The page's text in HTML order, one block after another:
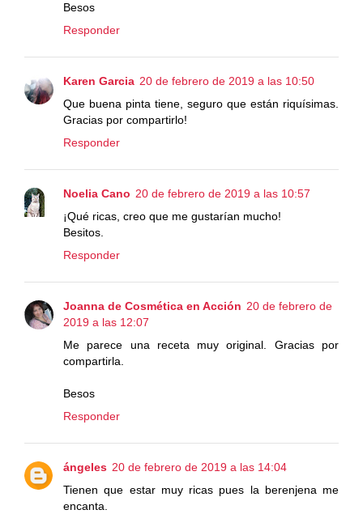
Besos
Responder
Karen Garcia 20 de febrero de 2019 a las 10:50
Que buena pinta tiene, seguro que están riquísimas.
Gracias por compartirlo!
Responder
Noelia Cano 20 de febrero de 2019 a las 10:57
¡Qué ricas, creo que me gustarían mucho!
Besitos.
Responder
Joanna de Cosmética en Acción 20 de febrero de
2019 a las 12:07
Me parece una receta muy original. Gracias por
compartirla.
Besos
Responder
ángeles 20 de febrero de 2019 a las 14:04
Tienen que estar muy ricas pues la berenjena me
encanta.